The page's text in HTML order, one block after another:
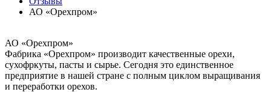
АО «Орехпром»
АО «Орехпром»
Фабрика «Орехпром» производит качественные орехи,
сухофркуты, пасты и сырье. Сегодня это единственное
предприятие в нашей стране с полным циклом выращивания
и переработки орехов.